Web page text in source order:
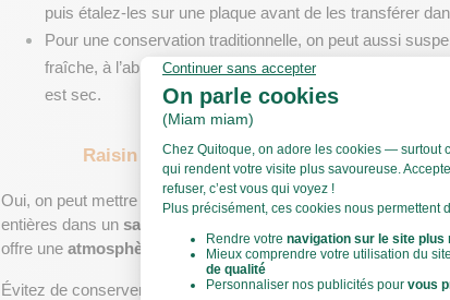
puis étalez-les sur une plaque avant de les transférer
Pour une conservation traditionnelle, on peut aussi
fraîche, à l’abri de la lumière, comme au XIXe siècle.
est sec.
Raisin au réfrigérateur : quelles
Oui, on peut mettre le raisin au réfrigérateur , mais il faut
entières dans un sac
microperforé, ou une boîte hermétique
offre une atmosphère humide, sans excès.
Évitez de conserver le raisin à côté de fruits climactériques